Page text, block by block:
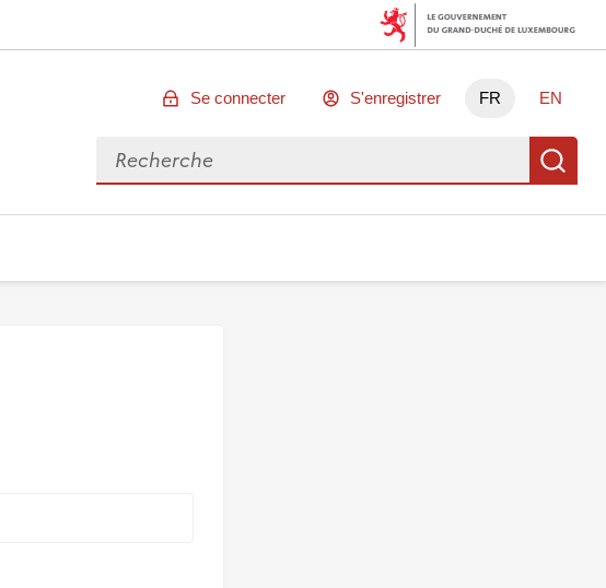
Se connecter S'enregistrer FR EN
Rechercher des données